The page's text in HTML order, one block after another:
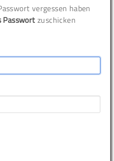
vergessen haben
Passwort zuschicken